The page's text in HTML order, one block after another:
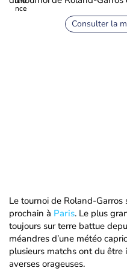
Consulter la
Le tournoi de Roland-
prochain à Paris. Le plus
toujours sur terre battue
méandres d’une météo
plusieurs matchs ont du
averses orageuses.